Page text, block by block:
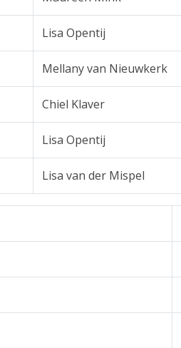
Lisa Opentij
Mellany van Nieuwkerk
Chiel Klaver
Lisa Opentij
Lisa van der Mispel